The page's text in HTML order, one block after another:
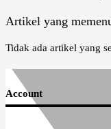
Artikel yang
Tidak ada artikel yang
Account